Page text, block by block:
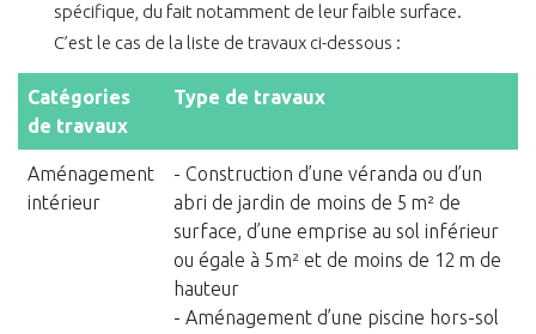
spécifique, du fait notamment de leur faible surface.
C’est le cas de la liste de travaux ci-dessous :
Catégories
de travaux
Type de travaux
Aménagement
intérieur
- Construction d’une véranda ou d’un
abri de jardin de moins de 5 m² de
surface, d’une emprise au sol inférieur
ou égale à 5m² et de moins de 12 m de
hauteur
- Aménagement d’une piscine hors-sol